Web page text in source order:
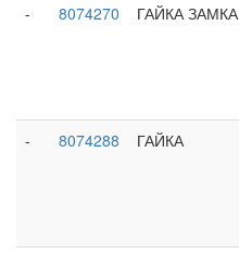
-
8074270 ГАЙКА ЗАМКА
-
8074288 ГАЙКА